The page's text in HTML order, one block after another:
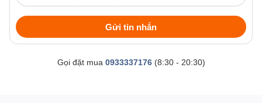
Gửi tin nhắn
Gọi đặt mua 0933337176(8:30 - 20:30)